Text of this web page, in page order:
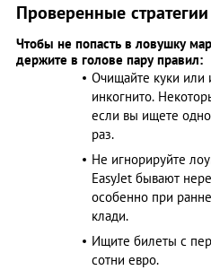
Проверенные
Чтобы не попасть в ловушку
держите в голове пару правил:
Очищайте куки
инкогнито.
если вы ищете
раз.
Не игнорируйте
EasyJet бывают
особенно при
клади.
Ищите билеты с
сотни евро.